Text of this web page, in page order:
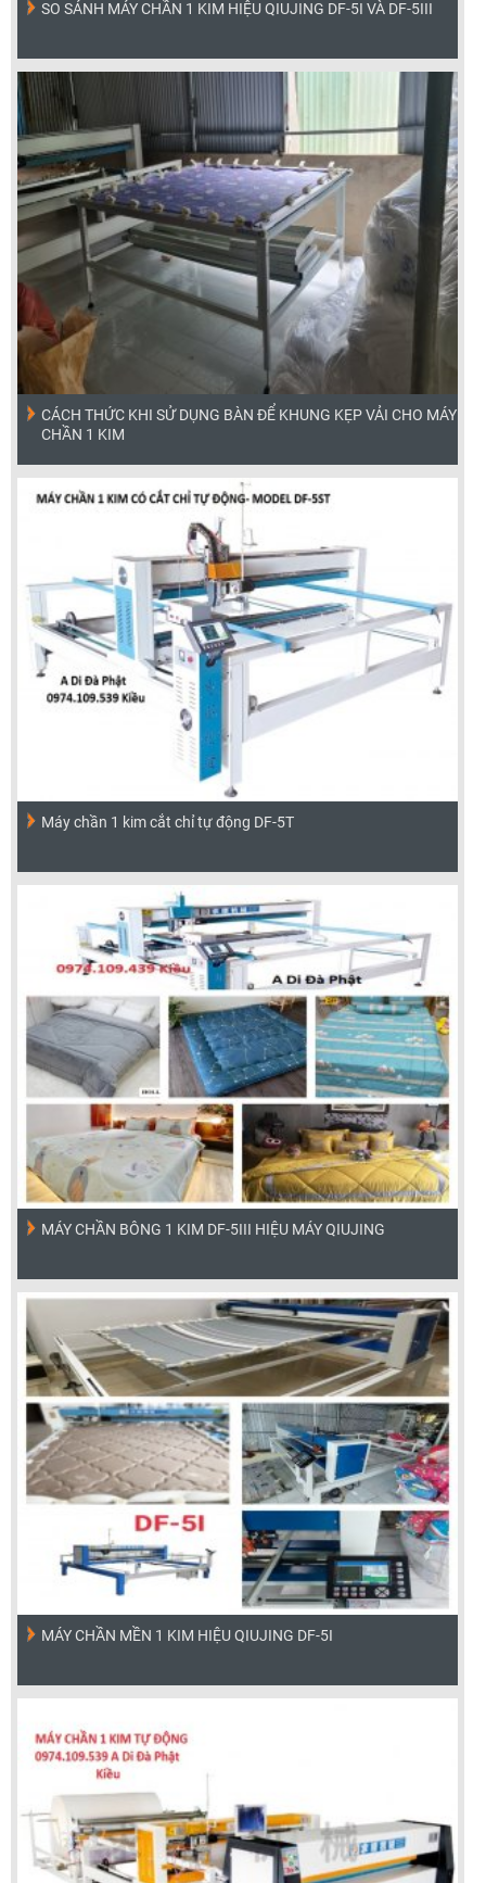
SO SÁNH MÁY CHẦN 1 KIM HIỆU QIUJING DF-5I VÀ DF-5III
CÁCH THỨC KHI SỬ DỤNG BÀN ĐỂ KHUNG KẸP VẢI CHO MÁY
CHẦN 1 KIM
Máy chần 1 kim cắt chỉ tự động DF-5T
MÁY CHẦN BÔNG 1 KIM DF-5III HIỆU MÁY QIUJING
MÁY CHẦN MỀN 1 KIM HIỆU QIUJING DF-5I